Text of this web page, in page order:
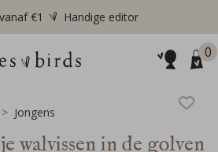
€1 Handige editor
0
Jongens
walvissen in de golven